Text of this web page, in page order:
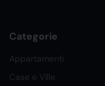
Categorie
Appartamenti
Case e Ville